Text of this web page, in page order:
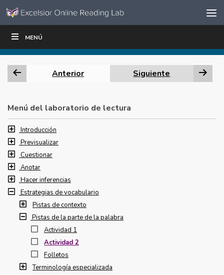
Ir al contenido
navegación
MENÚ
ESCRIBIR
Anterior Siguiente
Menú del laboratorio de lectura
Introducción
Previsualizar
Cuestionar
Anotar
Hacer inferencias
Estrategias de vocabulario
Pistas de contexto
Pistas de la parte de la palabra
Actividad 1
Actividad 2
Folletos
Terminología especializada